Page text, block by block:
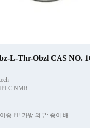
L-Thr-Obzl CAS NO.
NMR
중 PE 가방 외부: 종이 배